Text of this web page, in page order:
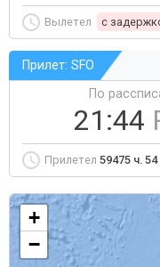
Вылетел c
Прилет: SFO
По
21:44
Прилетел 59475 ч.
+
−